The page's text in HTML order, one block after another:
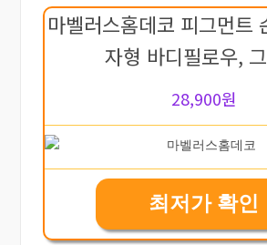
마벨러스홈데코 피그먼트
자형 바디필로우,
28,900원
최저가 확인